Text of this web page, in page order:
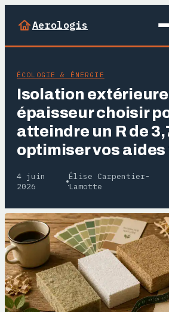
Aerologis
ÉCOLOGIE & ÉNERGIE
Isolation
épaisseur choisir
atteindre un R de
optimiser vos aides
4 juin
2026
·
Élise Carpentier-
Lamotte